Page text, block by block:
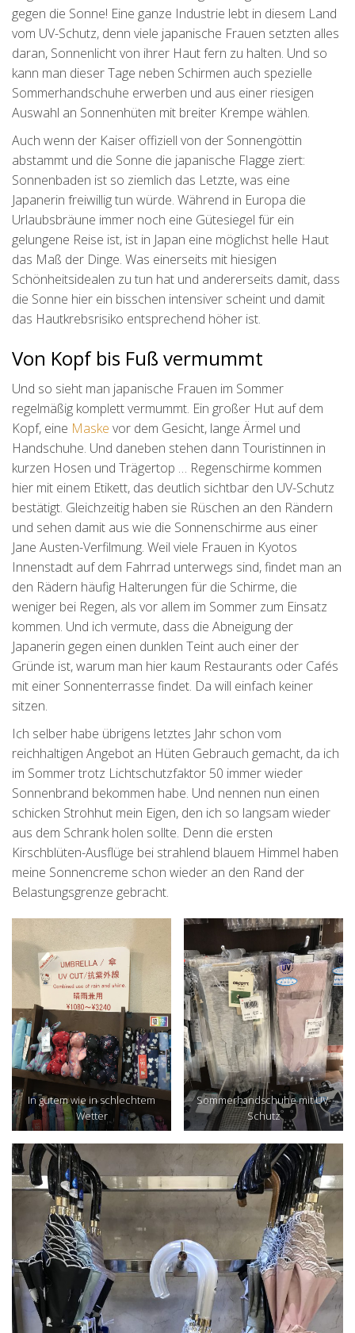
gegen die Sonne! Eine ganze Industrie lebt in diesem Land
vom UV-Schutz, denn viele japanische Frauen setzten alles
daran, Sonnenlicht von ihrer Haut fern zu halten. Und so
kann man dieser Tage neben Schirmen auch spezielle
Sommerhandschuhe erwerben und aus einer riesigen
Auswahl an Sonnenhüten mit breiter Krempe wählen.
Auch wenn der Kaiser offiziell von der Sonnengöttin
abstammt und die Sonne die japanische Flagge ziert:
Sonnenbaden ist so ziemlich das Letzte, was eine
Japanerin freiwillig tun würde. Während in Europa die
Urlaubsbräune immer noch eine Gütesiegel für ein
gelungene Reise ist, ist in Japan eine möglichst helle Haut
das Maß der Dinge. Was einerseits mit hiesigen
Schönheitsidealen zu tun hat und andererseits damit, dass
die Sonne hier ein bisschen intensiver scheint und damit
das Hautkrebsrisiko entsprechend höher ist.
Von Kopf bis Fuß vermummt
Und so sieht man japanische Frauen im Sommer
regelmäßig komplett vermummt. Ein großer Hut auf dem
Kopf, eine Maske vor dem Gesicht, lange Ärmel und
Handschuhe. Und daneben stehen dann Touristinnen in
kurzen Hosen und Trägertop … Regenschirme kommen
hier mit einem Etikett, das deutlich sichtbar den UV-Schutz
bestätigt. Gleichzeitig haben sie Rüschen an den Rändern
und sehen damit aus wie die Sonnenschirme aus einer
Jane Austen-Verfilmung. Weil viele Frauen in Kyotos
Innenstadt auf dem Fahrrad unterwegs sind, findet man an
den Rädern häufig Halterungen für die Schirme, die
weniger bei Regen, als vor allem im Sommer zum Einsatz
kommen. Und ich vermute, dass die Abneigung der
Japanerin gegen einen dunklen Teint auch einer der
Gründe ist, warum man hier kaum Restaurants oder Cafés
mit einer Sonnenterrasse findet. Da will einfach keiner
sitzen.
Ich selber habe übrigens letztes Jahr schon vom
reichhaltigen Angebot an Hüten Gebrauch gemacht, da ich
im Sommer trotz Lichtschutzfaktor 50 immer wieder
Sonnenbrand bekommen habe. Und nennen nun einen
schicken Strohhut mein Eigen, den ich so langsam wieder
aus dem Schrank holen sollte. Denn die ersten
Kirschblüten-Ausflüge bei strahlend blauem Himmel haben
meine Sonnencreme schon wieder an den Rand der
Belastungsgrenze gebracht.
In gutem wie in schlechtem
Wetter
Sommerhandschuhe mit UV-
Schutz